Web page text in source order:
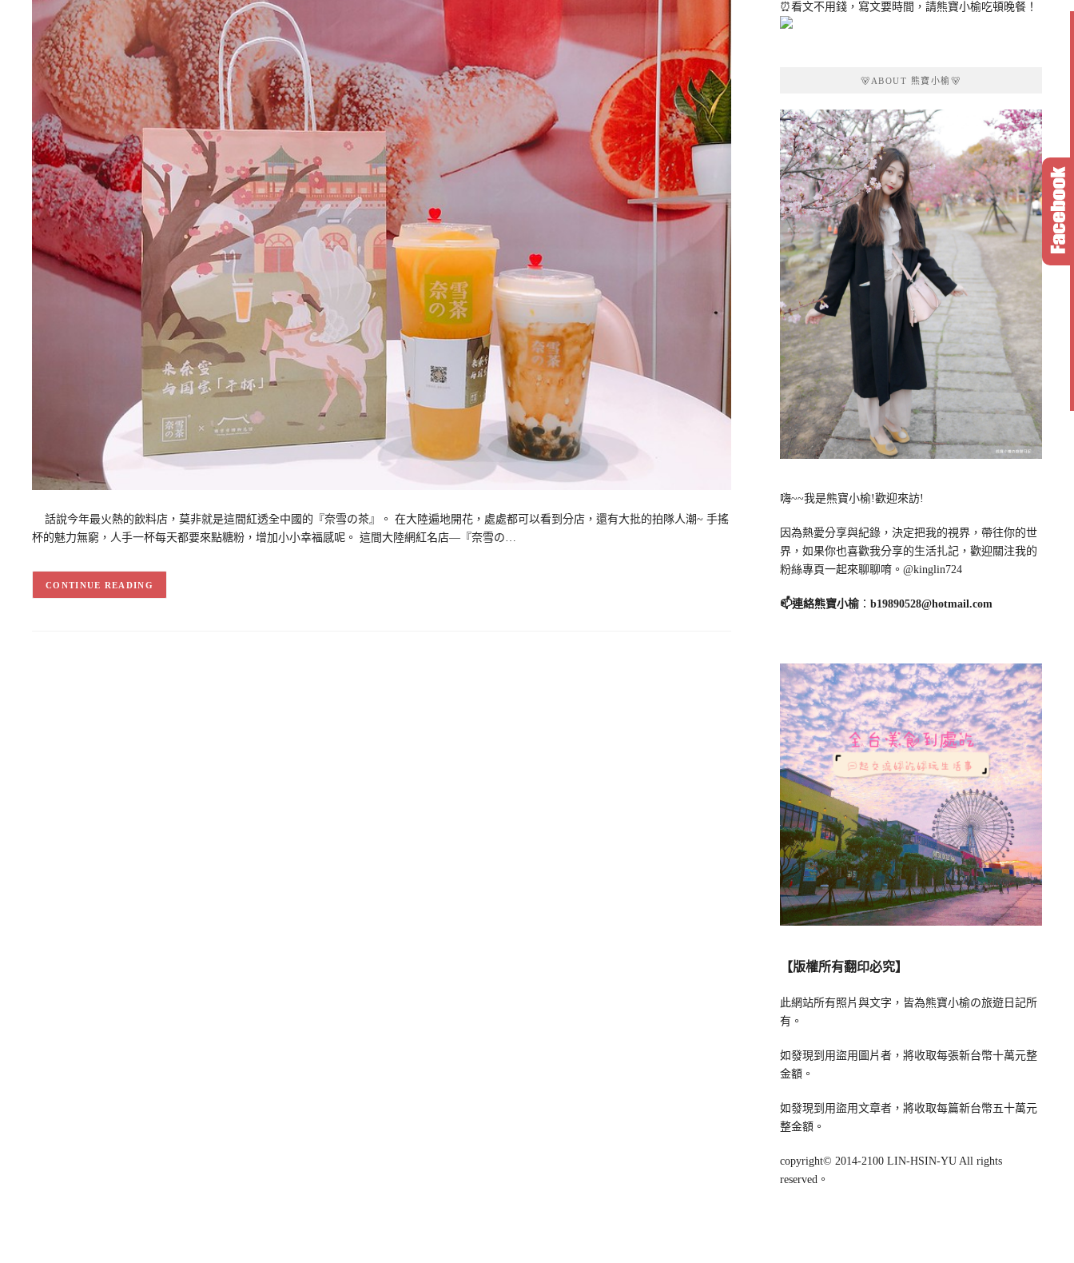
話說今年最火熱的飲料店，莫非就是這間紅透全中國的『奈雪の茶』。 在大陸遍地開花，處處都可以看到分店，還有大批的拍隊人潮~ 手搖
杯的魅力無窮，人手一杯每天都要來點糖粉，增加小小幸福感呢。 這間大陸網紅名店—『奈雪の…
CONTINUE READING
⏰看文不用錢，寫文要時間，請熊寶小榆吃頓晚餐！
🐻ABOUT 熊寶小榆🐻
嗨~~我是熊寶小榆!歡迎來訪!
因為熱愛分享與紀錄，決定把我的視界，帶往你的世
界，如果你也喜歡我分享的生活扎記，歡迎關注我的
粉絲專頁一起來聊聊唷。@kinglin724
📫連絡熊寶小榆： b19890528@hotmail.com
【版權所有翻印必究】
此網站所有照片與文字，皆為熊寶小榆の旅遊日記所
有。
如發現到用盜用圖片者，將收取每張新台幣十萬元整
金額。
如發現到用盜用文章者，將收取每篇新台幣五十萬元
整金額。
copyright© 2014-2100 LIN-HSIN-YU All rights
reserved。